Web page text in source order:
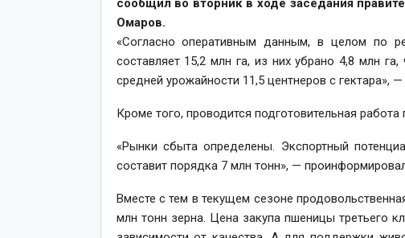
сообщил во вторник в ходе заседания
Омаров.
«Согласно оперативным данным, в целом по
составляет 15,2 млн га, из них убрано 4,8 млн
средней урожайности 11,5 центнеров с гектара»,
Кроме того, проводится подготовительная
«Рынки сбыта определены. Экспортный
составит порядка 7 млн тонн», —
Вместе с тем в текущем сезоне
млн тонн зерна. Цена закупа пшеницы третьего